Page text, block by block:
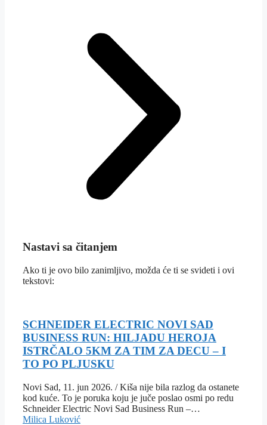
Nastavi sa čitanjem
Ako ti je ovo bilo zanimljivo, možda će ti se svideti i ovi
tekstovi:
SCHNEIDER ELECTRIC NOVI SAD
BUSINESS RUN: HILJADU HEROJA
ISTRČALO 5KM ZA TIM ZA DECU – I
TO PO PLJUSKU
Novi Sad, 11. jun 2026. / Kiša nije bila razlog da ostanete
kod kuće. To je poruka koju je juče poslao osmi po redu
Schneider Electric Novi Sad Business Run –…
Milica Luković